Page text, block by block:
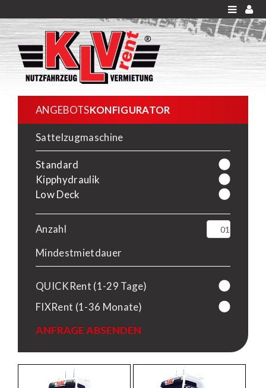
ANGEBOTSKONFIGURATOR
Sattelzugmaschine
Standard
Kipphydraulik
Low Deck
Anzahl
Mindestmietdauer
QUICKRent (1-29 Tage)
FIXRent (1-36 Monate)
ANFRAGE ABSENDEN